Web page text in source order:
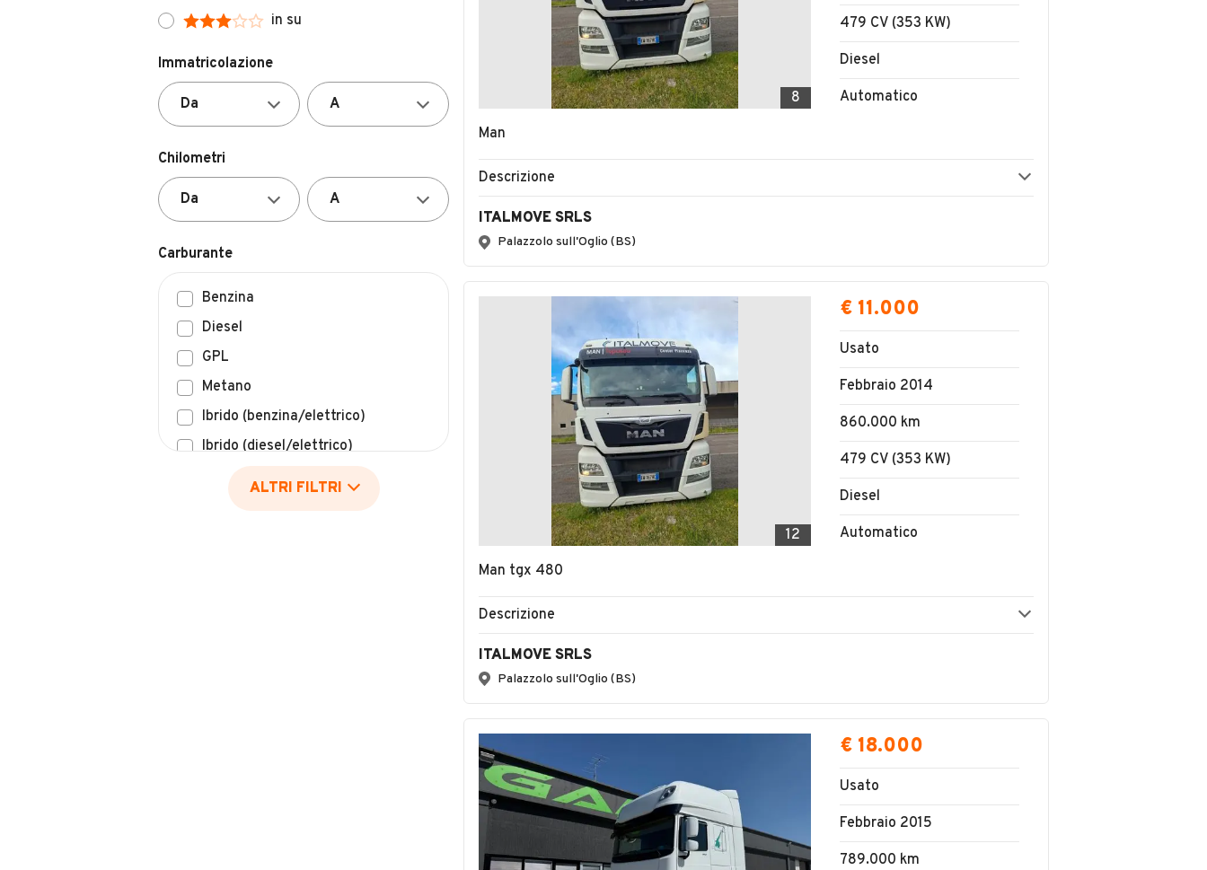
in su
Immatricolazione
Chilometri
Carburante
Benzina
Diesel
GPL
Metano
Ibrido (benzina/elettrico)
Ibrido (diesel/elettrico)
Elettrico
Idrogeno
ALTRI FILTRI
8
Man
479 CV (353 KW)
Diesel
Automatico
Descrizione
ITALMOVE SRLS
Palazzolo sull'Oglio (BS)
12
Man tgx 480
€ 11.000
Usato
Febbraio 2014
860.000 km
479 CV (353 KW)
Diesel
Automatico
Descrizione
ITALMOVE SRLS
Palazzolo sull'Oglio (BS)
€ 18.000
Usato
Febbraio 2015
789.000 km